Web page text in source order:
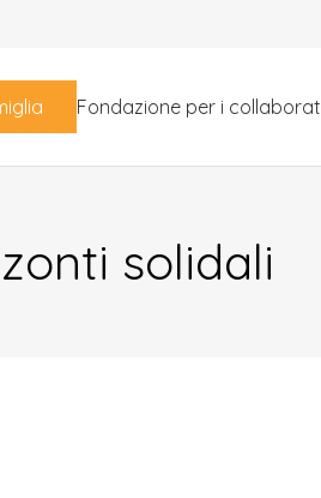
Fondazione per i
solidali